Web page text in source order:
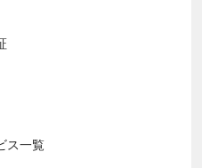
ス一覧